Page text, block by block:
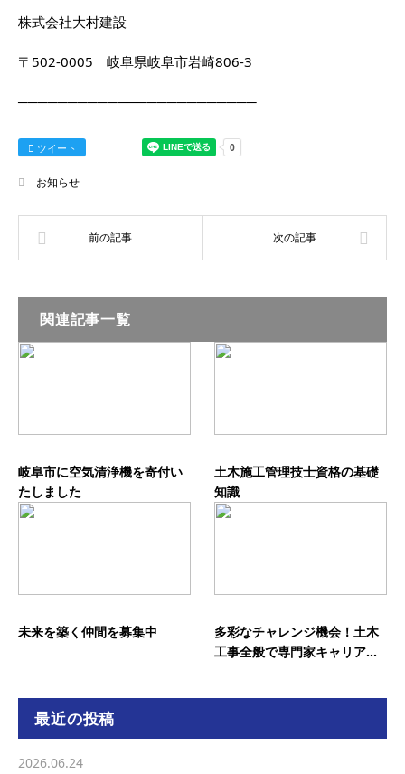
株式会社大村建設
〒502-0005 岐阜県岐阜市岩崎806-3
────────────────────────
ツイート
お知らせ
関連記事一覧
岐阜市に空気清浄機を寄付い
たしました
土木施工管理技士資格の基礎
知識
未来を築く仲間を募集中
多彩なチャレンジ機会！土木
工事全般で専門家キャリア...
最近の投稿
2026.06.24